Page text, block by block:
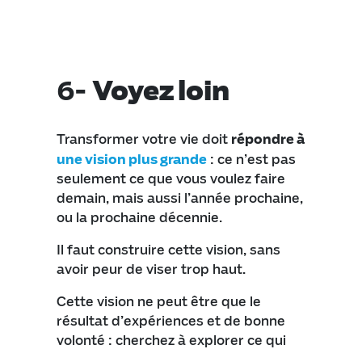
6-Voyez loin
Transformer votre vie doit répondre à
une vision plus grande : ce n’est pas
seulement ce que vous voulez faire
demain, mais aussi l’année prochaine,
ou la prochaine décennie.
Il faut construire cette vision, sans
avoir peur de viser trop haut.
Cette vision ne peut être que le
résultat d’expériences et de bonne
volonté : cherchez à explorer ce qui